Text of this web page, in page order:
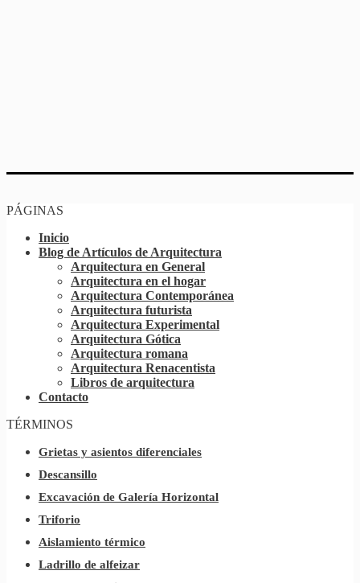
PÁGINAS
Inicio
Blog de Artículos de Arquitectura
Arquitectura en General
Arquitectura en el hogar
Arquitectura Contemporánea
Arquitectura futurista
Arquitectura Experimental
Arquitectura Gótica
Arquitectura romana
Arquitectura Renacentista
Libros de arquitectura
Contacto
TÉRMINOS
Grietas y asientos diferenciales
Descansillo
Excavación de Galería Horizontal
Triforio
Aislamiento térmico
Ladrillo de alfeizar